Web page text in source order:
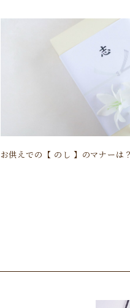
お供えでの【 のし 】のマナーは？